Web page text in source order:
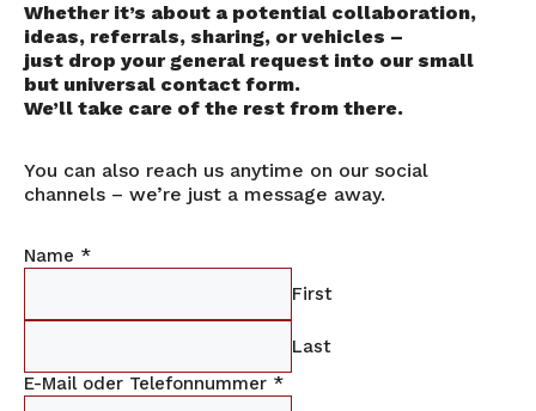
Whether it’s about a potential collaboration,
ideas, referrals, sharing, or vehicles –
just drop your general request into our small
but universal contact form.
We’ll take care of the rest from there.
You can also reach us anytime on our social
channels – we’re just a message away.
Name *
First
Last
E-Mail oder Telefonnummer *